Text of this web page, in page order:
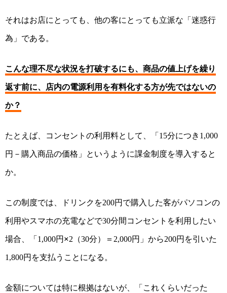
それはお店にとっても、他の客にとっても立派な 「迷惑行
為 」 である。
こんな理不尽な状況を打破するにも、 商品の値上げを繰り
返す前に、
店内の電源利用 を有料化する方が先ではないの
か？
たとえば、コンセント の利用料として、 「15分につき 1,000
円－購入商品の価格」 というように課金制度を導入する と
か。
この制度では、ドリンク を200円で購入した客がパソコンの
利用やスマホの充電などで30分間コンセントを利用 したい
場合、
「1,000円×2 （30分）＝ 2,000円 」 から200円を引いた
1,800円を支払う ことになる 。
金額については特に根拠はないが、「これくらいだった